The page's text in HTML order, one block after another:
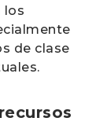
los
de clase